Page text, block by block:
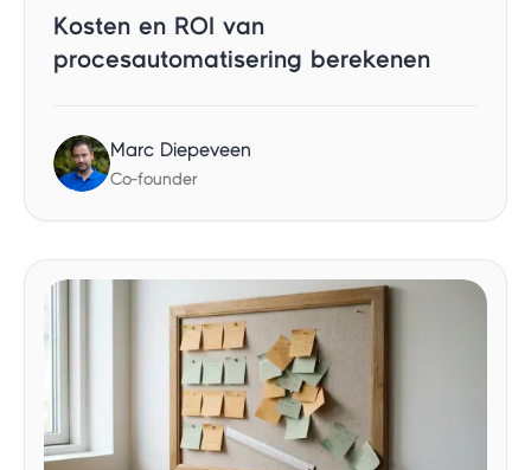
Kosten en ROI van
procesautomatisering berekenen
Marc Diepeveen
Co-founder